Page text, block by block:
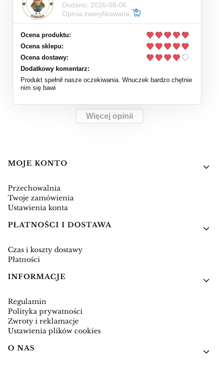
Dodano: 2026-08-06
Opinia zweryfikowana
Ocena produktu:
Ocena sklepu:
Ocena dostawy:
Dodatkowy komentarz:
Produkt spełnił nasze oczekiwania. Wnuczek bardzo chętnie
nim się bawi
Więcej opinii
Linki w stopce
MOJE KONTO
Przechowalnia
Twoje zamówienia
Ustawienia konta
PŁATNOŚCI I DOSTAWA
Czas i koszty dostawy
Płatności
INFORMACJE
Regulamin
Polityka prywatności
Zwroty i reklamacje
Ustawienia plików cookies
O NAS